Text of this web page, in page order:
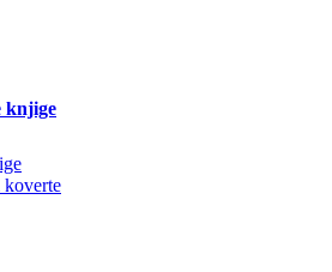
knjige
koverte